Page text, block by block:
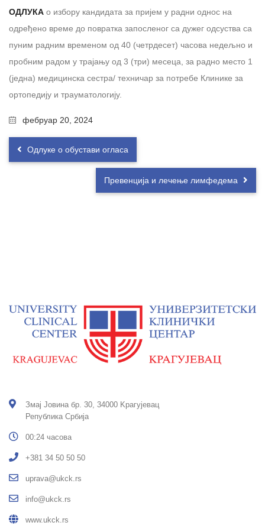
ОДЛУКА о избору кандидата за пријем у радни однос на
одређено време до повратка запосленог са дужег одсуства са
пуним радним временом од 40 (четрдесет) часова недељно и
пробним радом у трајању од 3 (три) месеца, за раднo местo 1
(једна) медицинска сестра/ техничар за потребе Клинике за
ортопедију и трауматологију.
фебруар 20, 2024
Одлуке о обустави огласа
Превенција и лечење лимфедема
Змај Јовина бр. 30, 34000 Kрагујевац
Република Србија
00:24 часова
+381 34 50 50 50
uprava@ukck.rs
info@ukck.rs
www.ukck.rs